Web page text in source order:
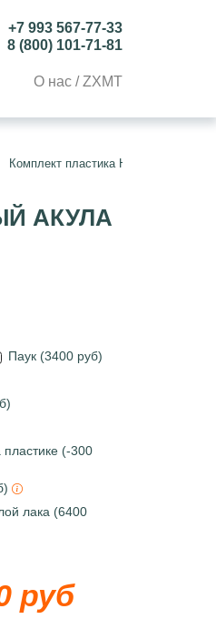
+7 993 567-77-33
8 (800) 101-71-81
О нас / ZXMT
Комплект пластика Honda
АКУЛА
Паук (3400 руб)
пластике (-300
лака (6400
руб